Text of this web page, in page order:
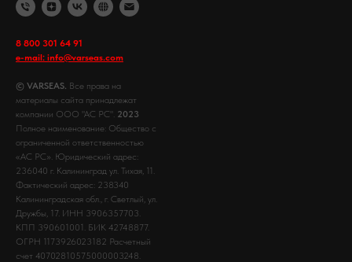
8 800 301 64 91
e-mail: info@varseas.com
© VARSEAS. Все права на
материалы сайта принадлежат
компании ООО "АС РС". 2023
Полное наименование: Общество с
ограниченной ответственностью
«АС РС». Юридический адрес:
236040 г. Калининград ул. Тихая, 11.
Фактический адрес: 238340
Калининградская обл., г. Светлый, ул.
Дружбы, 17. ИНН 3906357703.
КПП 390601001. БИК 42748877.
ОГРН 1173926023182 Расчетный
счет 40702810575000003248.